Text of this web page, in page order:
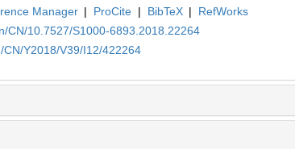
Manager | ProCite | BibTeX |
RefWorks
CN/10.7527/S1000-6893.2018.22264
Y2018/V39/I12/422264